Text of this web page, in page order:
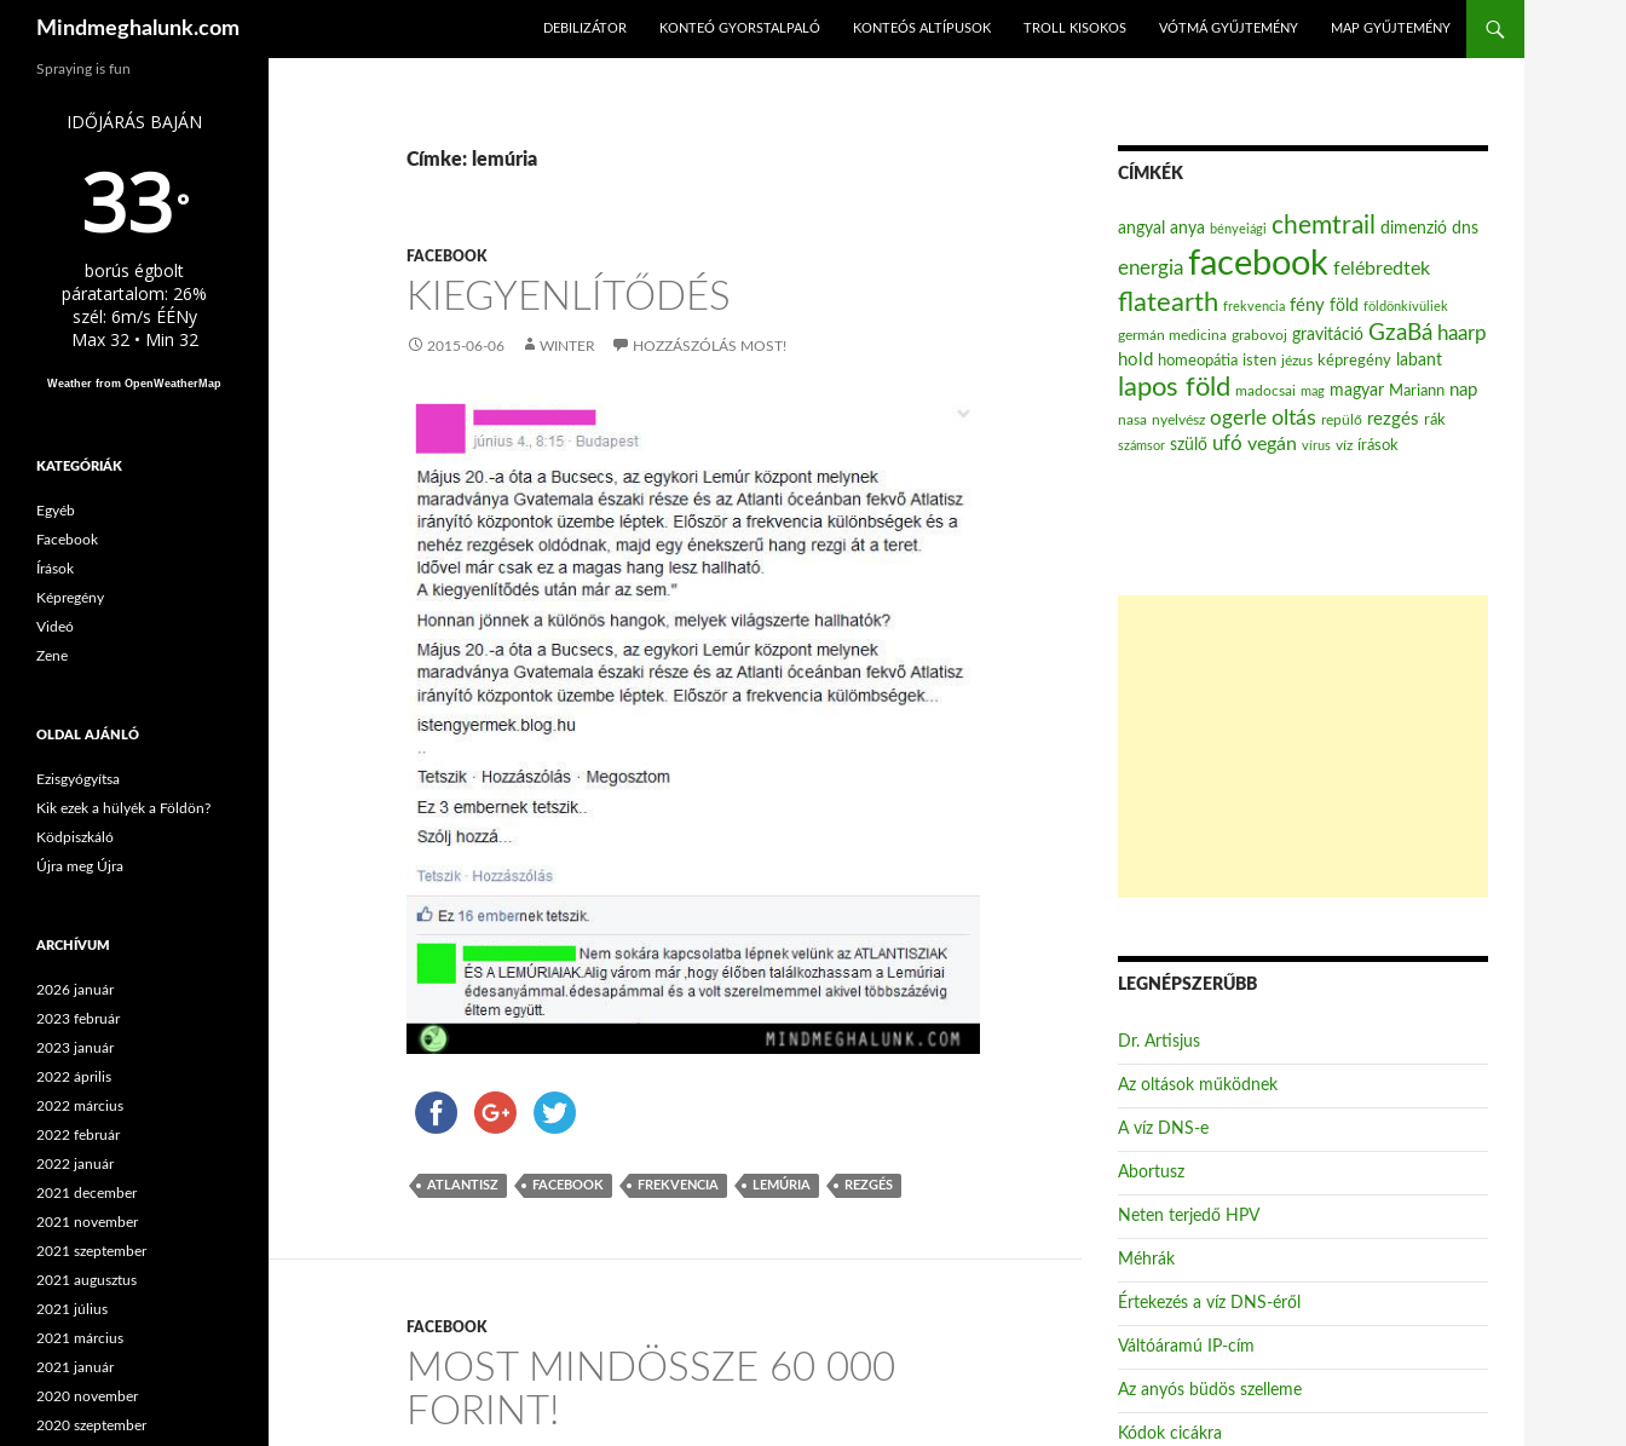
Mindmeghalunk.com
DEBILIZÁTOR
KONTEÓ GYORSTALPALÓ KONTEÓS ALTÍPUSOK TROLL KISOKOS VÓTMÁ GYŰJTEMÉNY MAP GYŰJTEMÉNY
Címke: lemúria
FACEBOOK
KIEGYENLÍTŐDÉS
2015-06-06 WINTER HOZZÁSZÓLÁS MOST!
ATLANTISZ FACEBOOK FREKVENCIA LEMÚRIA REZGÉS
FACEBOOK
MOST MINDÖSSZE 60 000
FORINT!
CÍMKÉK
angyal anya bényeiági chemtrail dimenzió dns
energia facebook felébredtek
flatearth frekvencia fény föld földönkívüliek
germán medicina grabovoj gravitáció GzaBá haarp
hold homeopátia isten jézus képregény labant
lapos föld madocsai mag magyar Mariann nap
nasa nyelvész ogerle oltás repülő rezgés rák
számsor szülő ufó vegán vírus víz írások
LEGNÉPSZERŰBB
Dr. Artisjus
Az oltások működnek
A víz DNS-e
Abortusz
Neten terjedő HPV
Méhrák
Értekezés a víz DNS-éről
Váltóáramú IP-cím
Az anyós büdös szelleme
Kódok cicákra
Spraying is fun
IDŐJÁRÁS BAJÁN
33°
borús égbolt
páratartalom: 26%
szél: 6m/s ÉÉNy
Max 32 • Min 32
Weather from OpenWeatherMap
KATEGÓRIÁK
Egyéb
Facebook
Írások
Képregény
Videó
Zene
OLDAL AJÁNLÓ
Ezisgyógyítsa
Kik ezek a hülyék a Földön?
Ködpiszkáló
Újra meg Újra
ARCHÍVUM
2026 január
2023 február
2023 január
2022 április
2022 március
2022 február
2022 január
2021 december
2021 november
2021 szeptember
2021 augusztus
2021 július
2021 március
2021 január
2020 november
2020 szeptember